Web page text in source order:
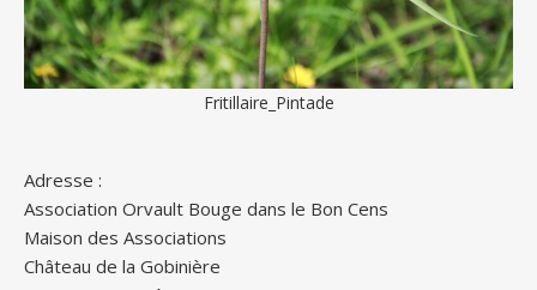
Fritillaire_Pintade
Adresse :
Association Orvault Bouge dans le Bon Cens
Maison des Associations
Château de la Gobinière